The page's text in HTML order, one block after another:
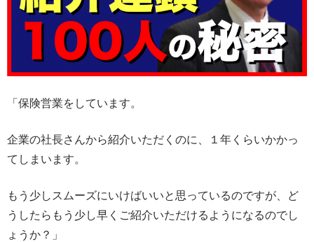
「保険営業をしています。
企業の社長さんから紹介いただくのに、１年くらいかかっ
てしまいます。
もう少しスムーズにいけばいいと思っているのですが、ど
うしたらもう少し早くご紹介いただけるようになるのでし
ょうか？」